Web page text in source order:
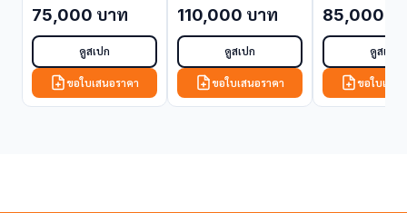
(Fire Alarm Control
Panel)
75,000 บาท
ดูสเปก
ขอใบเสนอราคา
(Fire Alarm Control
Panel)
110,000 บาท
ดูสเปก
ขอใบเสนอราคา
Alarm Control
Panel)
85,000 บ
ดูสเปก
ขอใบเสน